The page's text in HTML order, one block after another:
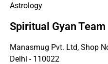
Astrology
Spiritual Gyan Team
Manasmug Pvt. Ltd, Shop
Delhi - 110022